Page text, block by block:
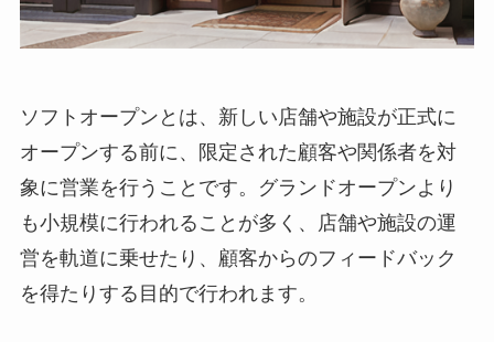
ソフトオープンとは、新しい店舗や施設が正式に
オープンする前に、限定された顧客や関係者を対
象に営業を行うこと です。グランドオープンより
も小規模に行われることが多く、店舗や施設の運
営を軌道に乗せたり、顧客からのフィードバック
を得たりする目的で行われます。